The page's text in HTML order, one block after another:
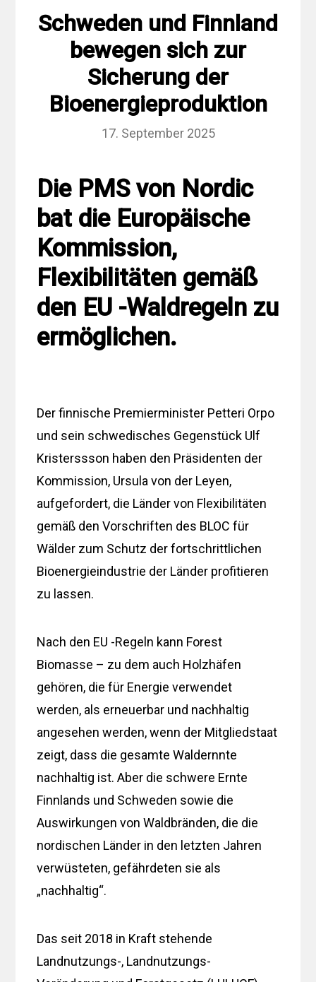
Schweden und Finnland
bewegen sich zur
Sicherung der
Bioenergieproduktion
17. September 2025
Die PMS von Nordic
bat die Europäische
Kommission,
Flexibilitäten gemäß
den EU -Waldregeln zu
ermöglichen.
Der finnische Premierminister Petteri Orpo
und sein schwedisches Gegenstück Ulf
Kristerssson haben den Präsidenten der
Kommission, Ursula von der Leyen,
aufgefordert, die Länder von Flexibilitäten
gemäß den Vorschriften des BLOC für
Wälder zum Schutz der fortschrittlichen
Bioenergieindustrie der Länder profitieren
zu lassen.
Nach den EU -Regeln kann Forest
Biomasse – zu dem auch Holzhäfen
gehören, die für Energie verwendet
werden, als erneuerbar und nachhaltig
angesehen werden, wenn der Mitgliedstaat
zeigt, dass die gesamte Waldernnte
nachhaltig ist. Aber die schwere Ernte
Finnlands und Schweden sowie die
Auswirkungen von Waldbränden, die die
nordischen Länder in den letzten Jahren
verwüsteten, gefährdeten sie als
„nachhaltig“.
Das seit 2018 in Kraft stehende
Landnutzungs-, Landnutzungs-